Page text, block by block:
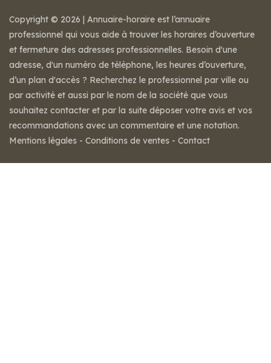
Copyright © 2026 | Annuaire-horaire est l’annuaire
professionnel qui vous aide à trouver les horaires d’ouverture
et fermeture des adresses professionnelles. Besoin d'une
adresse, d'un numéro de téléphone, les heures d’ouverture,
d’un plan d'accès ? Recherchez le professionnel par ville ou
par activité et aussi par le nom de la société que vous
souhaitez contacter et par la suite déposer votre avis et vos
recommandations avec un commentaire et une notation.
Mentions légales - Conditions de ventes - Contact